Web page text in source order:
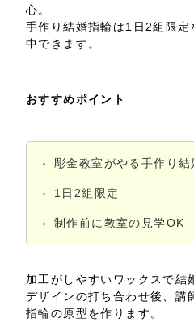
心。
手作り結婚指輪は1日2組限
中できます。
おすすめポイント
彫金教室がやる手作り結
1日2組限定
制作前に教室の見学OK
加工がしやすいワックスで結
デザインの打ち合わせ後、講
指輪の原型を作ります。